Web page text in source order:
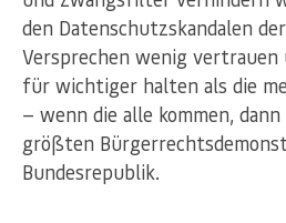
den Datenschutzskandalen
Versprechen wenig vertrauen
für wichtiger halten als die
— wenn die alle kommen,
größten
Bundesrepublik.